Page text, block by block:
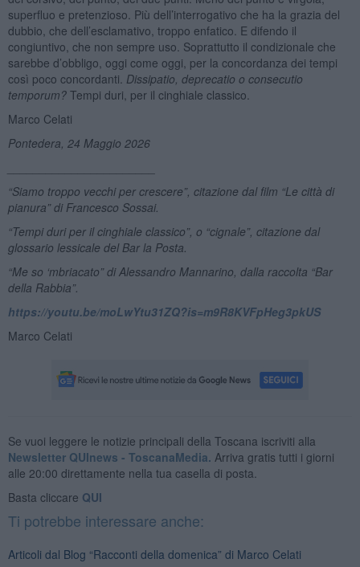
superfluo e pretenzioso. Più dell’interrogativo che ha la grazia del
dubbio, che dell’esclamativo, troppo enfatico. E difendo il
congiuntivo, che non sempre uso. Soprattutto il condizionale che
sarebbe d’obbligo, oggi come oggi, per la concordanza dei tempi
così poco concordanti. Dissipatio, deprecatio o consecutio
temporum?Tempi duri, per il cinghiale classico.
Marco Celati
Pontedera, 24 Maggio 2026
“Siamo troppo vecchi per crescere”, citazione dal film “Le città di
pianura” di Francesco Sossai.
“Tempi duri per il cinghiale classico”, o “cignale”, citazione dal
glossario lessicale del Bar la Posta.
“Me so ‘mbriacato” di Alessandro Mannarino, dalla raccolta “Bar
della Rabbia”.
https://youtu.be/moLwYtu31ZQ?is=m9R8KVFpHeg3pkUS
Marco Celati
Se vuoi leggere le notizie principali della Toscana iscriviti alla
Newsletter QUInews - ToscanaMedia. Arriva gratis tutti i giorni
alle 20:00 direttamente nella tua casella di posta.
Basta cliccare QUI
Ti potrebbe interessare anche:
Articoli dal Blog “Racconti della domenica” di Marco Celati